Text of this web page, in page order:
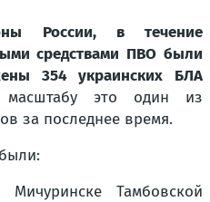
России, в течение
средствами ПВО были
354 украинских БЛА
это один из
за последнее время.
Тамбовской